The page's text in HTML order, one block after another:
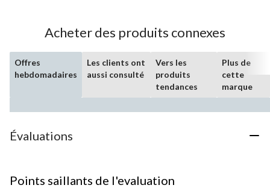
Acheter des produits connexes
Offres
hebdomadaires
Les clients ont
aussi consulté
Vers les
produits
tendances
Plus de
cette
marque
Évaluations
Points saillants de l'evaluation